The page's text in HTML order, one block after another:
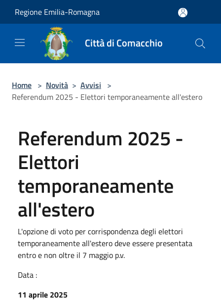
Regione Emilia-Romagna
Città di Comacchio
Home > Novità > Avvisi >
Referendum 2025 - Elettori temporaneamente all'estero
Referendum 2025 -
Elettori
temporaneamente
all'estero
L'opzione di voto per corrispondenza degli elettori
temporaneamente all'estero deve essere presentata
entro e non oltre il 7 maggio p.v.
Data :
11 aprile 2025